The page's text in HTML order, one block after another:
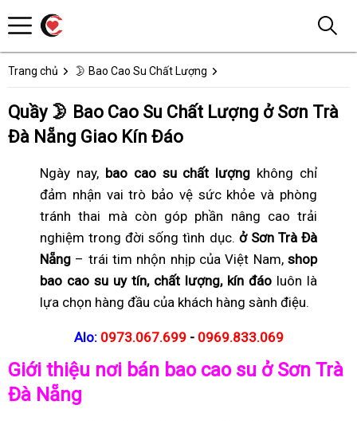
Trang chủ 🌛 Bao Cao Su Chất Lượng
Quầy 🌛 Bao Cao Su Chất Lượng ở Sơn Trà
Đà Nẵng Giao Kín Đáo
Ngày nay, bao cao su chất lượng không chỉ
đảm nhận vai trò bảo vệ sức khỏe và phòng
tránh thai mà còn góp phần nâng cao trải
nghiệm trong đời sống tình dục. ở Sơn Trà Đà
Nẵng – trái tim nhộn nhịp của Việt Nam, shop
bao cao su uy tín, chất lượng, kín đáo luôn là
lựa chọn hàng đầu của khách hàng sành điệu.
Alo: 0973.067.699 - 0969.833.069
Giới thiệu nơi bán bao cao su ở Sơn Trà
Đà Nẵng